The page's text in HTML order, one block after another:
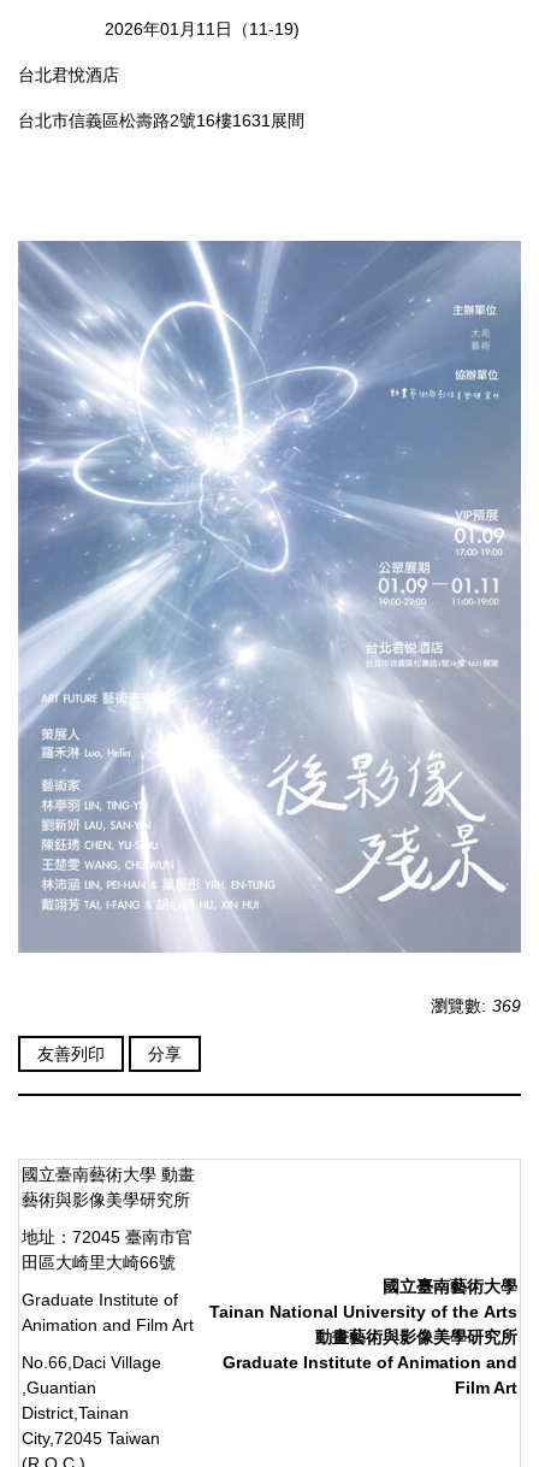
2026年01月11日（11-19)
台北君悅酒店
台北市信義區松壽路2號16樓1631展間
瀏覽數: 369
友善列印 分享
國立臺南藝術大學 動畫
藝術與影像美學研究所
地址：72045 臺南市官
田區大崎里大崎66號
Graduate Institute of
Animation and Film Art
No.66,Daci Village
,Guantian
District,Tainan
City,72045 Taiwan
(R.O.C.)
國立臺南藝術大學
Tainan National University of the Arts
動畫藝術與影像美學研究所
Graduate Institute of Animation and
Film Art